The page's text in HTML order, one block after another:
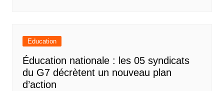
Education
Éducation nationale : les 05 syndicats
du G7 décrètent un nouveau plan
d’action